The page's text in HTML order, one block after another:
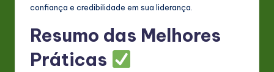
confiança e credibilidade em sua liderança.
Resumo das Melhores
Práticas